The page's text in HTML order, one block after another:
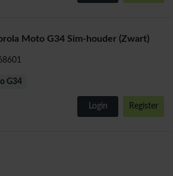
Moto G34 Sim-houder (Zwart)
G34
Login Register